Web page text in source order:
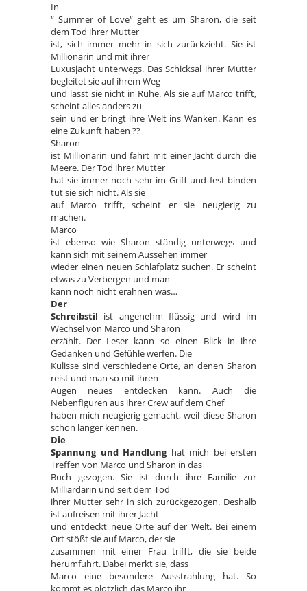
In
“ Summer of Love“ geht es um Sharon, die seit
dem Tod ihrer Mutter
ist, sich immer mehr in sich zurückzieht. Sie ist
Millionärin und mit ihrer
Luxusjacht unterwegs. Das Schicksal ihrer Mutter
begleitet sie auf ihrem Weg
und lässt sie nicht in Ruhe. Als sie auf Marco trifft,
scheint alles anders zu
sein und er bringt ihre Welt ins Wanken. Kann es
eine Zukunft haben ??
Sharon
ist Millionärin und fährt mit einer Jacht durch die
Meere. Der Tod ihrer Mutter
hat sie immer noch sehr im Griff und fest binden
tut sie sich nicht. Als sie
auf Marco trifft, scheint er sie neugierig zu
machen.
Marco
ist ebenso wie Sharon ständig unterwegs und
kann sich mit seinem Aussehen immer
wieder einen neuen Schlafplatz suchen. Er scheint
etwas zu Verbergen und man
kann noch nicht erahnen was…
Der
Schreibstil ist angenehm flüssig und wird im
Wechsel von Marco und Sharon
erzählt. Der Leser kann so einen Blick in ihre
Gedanken und Gefühle werfen. Die
Kulisse sind verschiedene Orte, an denen Sharon
reist und man so mit ihren
Augen neues entdecken kann. Auch die
Nebenfiguren aus ihrer Crew auf dem Chef
haben mich neugierig gemacht, weil diese Sharon
schon länger kennen.
Die
Spannung und Handlunghat mich bei ersten
Treffen von Marco und Sharon in das
Buch gezogen. Sie ist durch ihre Familie zur
Milliardärin und seit dem Tod
ihrer Mutter sehr in sich zurückgezogen. Deshalb
ist aufreisen mit ihrer Jacht
und entdeckt neue Orte auf der Welt. Bei einem
Ort stößt sie auf Marco, der sie
zusammen mit einer Frau trifft, die sie beide
herumführt. Dabei merkt sie, dass
Marco eine besondere Ausstrahlung hat. So
kommt es plötzlich das Marco ihr